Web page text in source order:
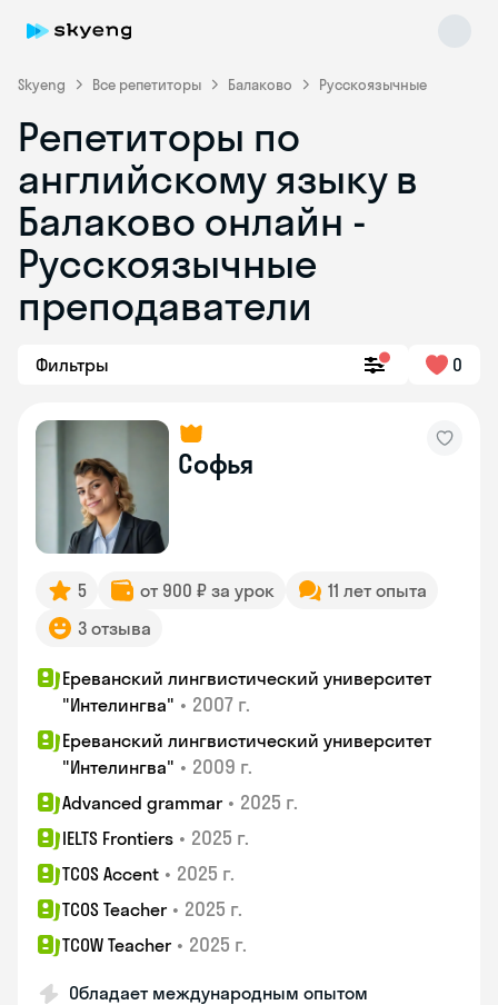
Skyeng Все репетиторы Балаково Русскоязычные
Репетиторы по
английскому языку в
Балаково онлайн -
Русскоязычные
преподаватели
Фильтры 0
Софья
5 от 900 ₽ за урок
11 лет опыта
3 отзыва
Ереванский лингвистический университет
"Интелингва" • 2007 г.
Ереванский лингвистический университет
"Интелингва" • 2009 г.
Advanced grammar • 2025 г.
IELTS Frontiers • 2025 г.
TCOS Accent • 2025 г.
TCOS Teacher • 2025 г.
TCOW Teacher • 2025 г.
Обладает международным опытом
online